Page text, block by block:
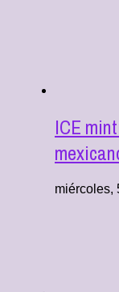
ICE
miércoles,